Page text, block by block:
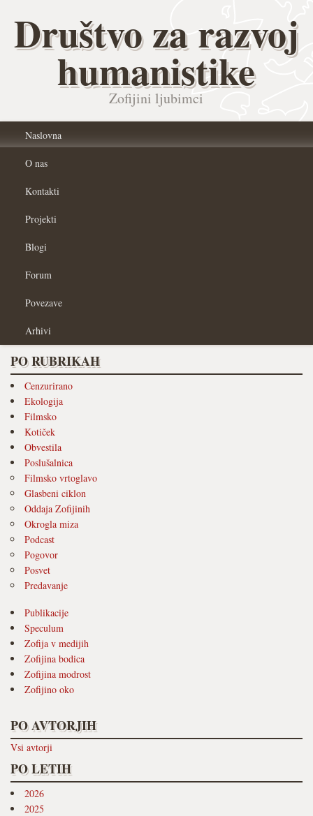
Društvo za razvoj
humanistike
Zofijini ljubimci
Naslovna
O nas
Kontakti
Projekti
Blogi
Forum
Povezave
Arhivi
PO RUBRIKAH
Cenzurirano
Ekologija
Filmsko
Kotiček
Obvestila
Poslušalnica
Filmsko vrtoglavo
Glasbeni ciklon
Oddaja Zofijinih
Okrogla miza
Podcast
Pogovor
Posvet
Predavanje
Publikacije
Speculum
Zofija v medijih
Zofijina bodica
Zofijina modrost
Zofijino oko
PO AVTORJIH
Vsi avtorji
PO LETIH
2026
2025